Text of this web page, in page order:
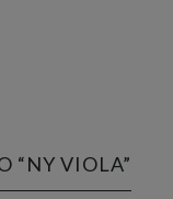
“NY VIOLA”